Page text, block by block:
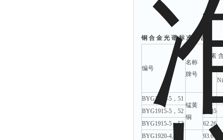
铜 合 金 光 谱 标 准 样 品
编号
名称
牌号
元 素
Ni
BYG1915-5，51
锰黄
铜
63.16
BYG1915-5，52
64.35
BYG1915-5，53
62.26
BYG1920-4,40
93.6